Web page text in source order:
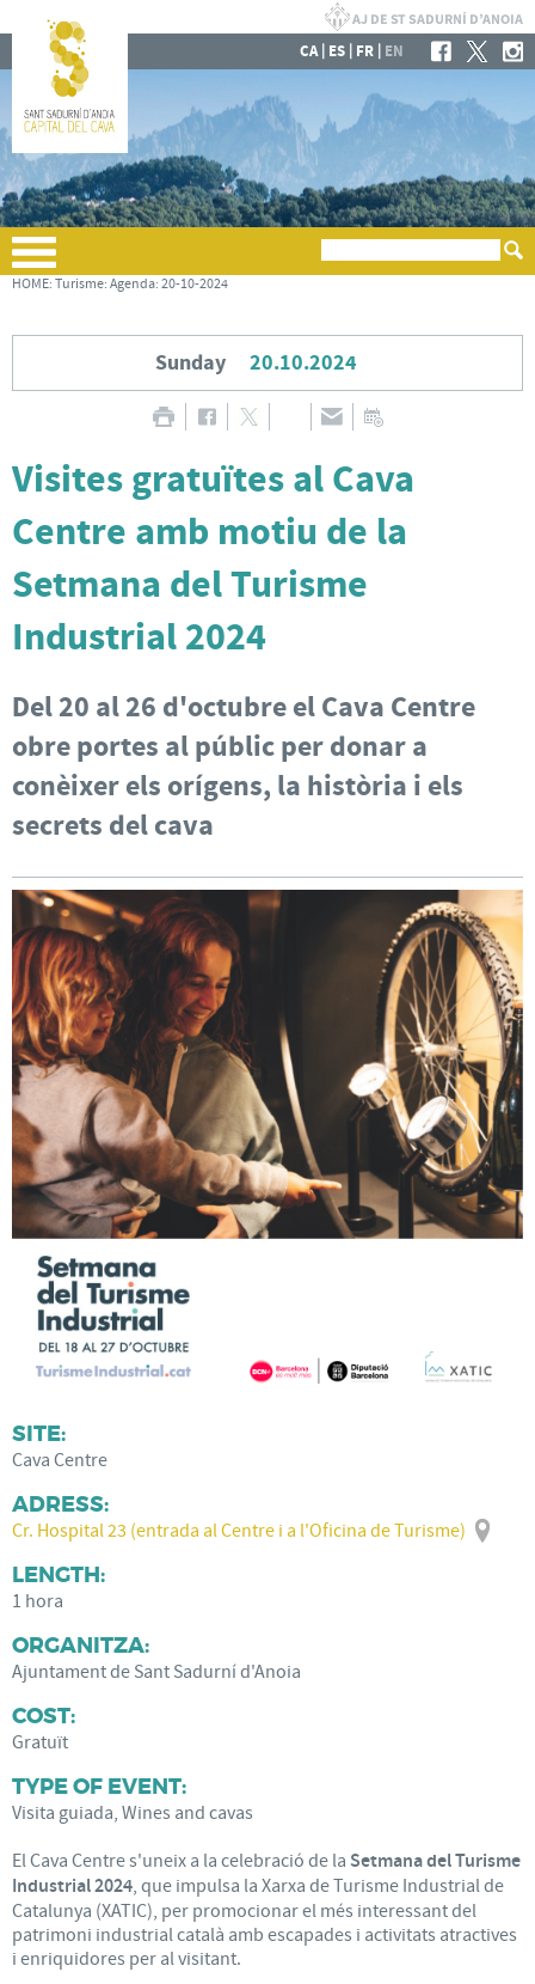
CA| ES | FR | EN
HOME: Turisme: Agenda: 20-10-2024
Sunday 20.10.2024
Visites gratuïtes al Cava
Centre amb motiu de la
Setmana del Turisme
Industrial 2024
Del 20 al 26 d'octubre el Cava Centre
obre portes al públic per donar a
conèixer els orígens, la història i els
secrets del cava
SITE:
Cava Centre
ADRESS:
Cr. Hospital 23 (entrada al Centre i a l'Oficina de Turisme)
LENGTH:
1 hora
ORGANITZA:
Ajuntament de Sant Sadurní d'Anoia
COST:
Gratuït
TYPE OF EVENT:
Visita guiada, Wines and cavas
El Cava Centre s'uneix a la celebració de la Setmana del Turisme
Industrial 2024, que impulsa la Xarxa de Turisme Industrial de
Catalunya (XATIC), per promocionar el més interessant del
patrimoni industrial català amb escapades i activitats atractives
i enriquidores per al visitant.